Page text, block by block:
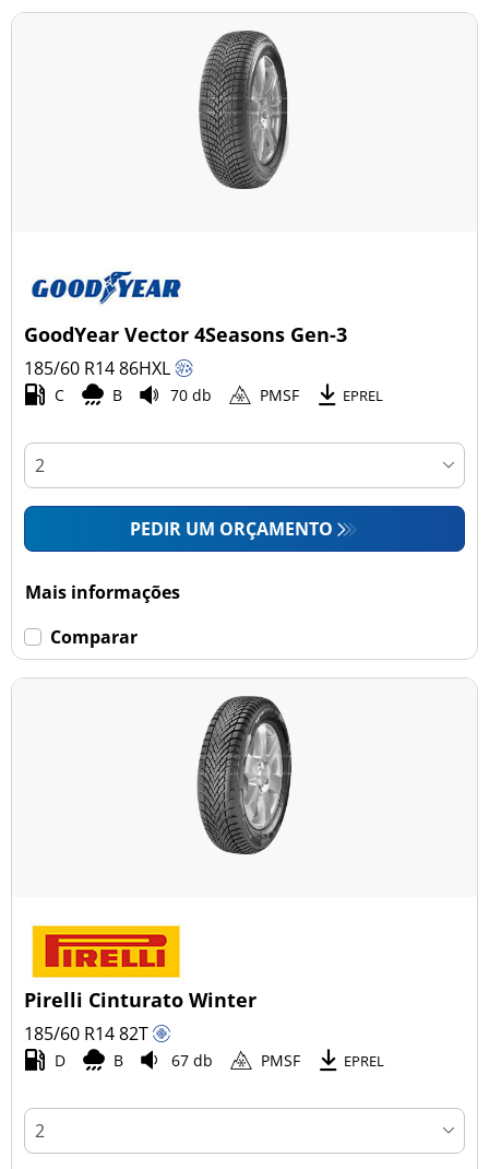
GoodYear Vector 4Seasons Gen-3
185/60 R1486HXL
C B 70 db PMSF EPREL
PEDIR UM ORÇAMENTO
Mais informações
Comparar
Pirelli Cinturato Winter
185/60 R1482T
D B 67 db PMSF EPREL